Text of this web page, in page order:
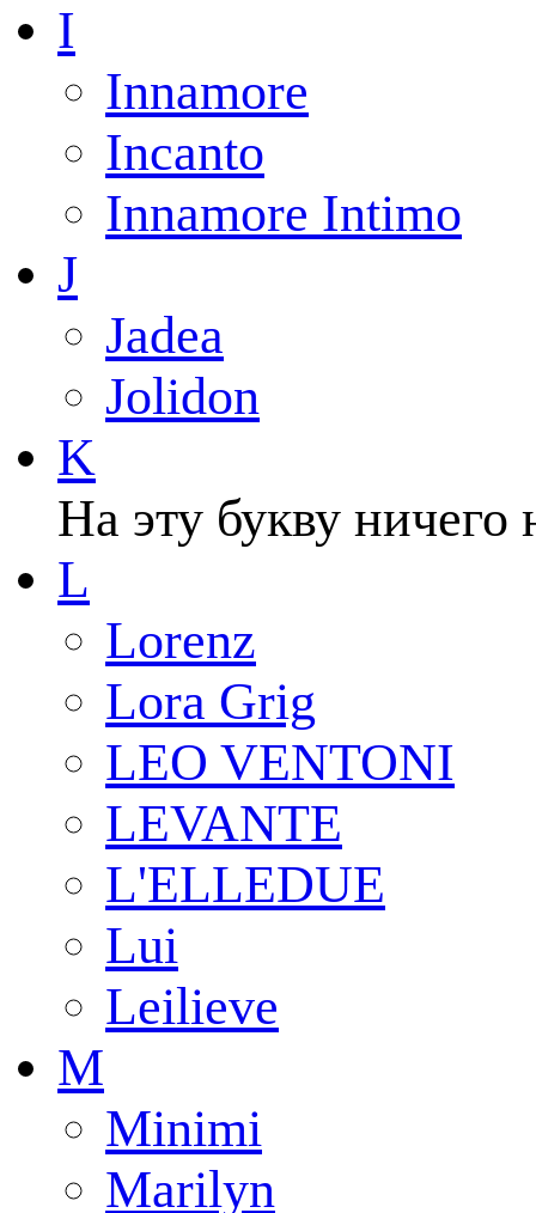
I
Innamore
Incanto
Innamore Intimo
J
Jadea
Jolidon
K
На эту букву ничего
L
Lorenz
Lora Grig
LEO VENTONI
LEVANTE
L'ELLEDUE
Lui
Leilieve
M
Minimi
Marilyn